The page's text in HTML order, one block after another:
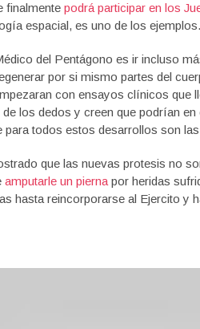
finalmente podrá participar en los
espacial, es uno de los ejemplos.
del Pentágono es ir incluso
por si mismo partes del
con ensayos clínicos que
los dedos y creen que podrían
para todos estos desarrollos son
que las nuevas protesis no
amputarle un pierna por heridas
hasta reincorporarse al Ejercito y